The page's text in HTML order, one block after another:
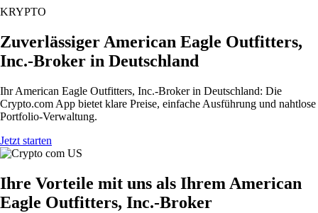
KRYPTO
Zuverlässiger American Eagle Outfitters,
Inc.-Broker in Deutschland
Ihr American Eagle Outfitters, Inc.-Broker in Deutschland: Die
Crypto.com App bietet klare Preise, einfache Ausführung und nahtlose
Portfolio-Verwaltung.
Jetzt starten
Ihre Vorteile mit uns als Ihrem American
Eagle Outfitters, Inc.-Broker